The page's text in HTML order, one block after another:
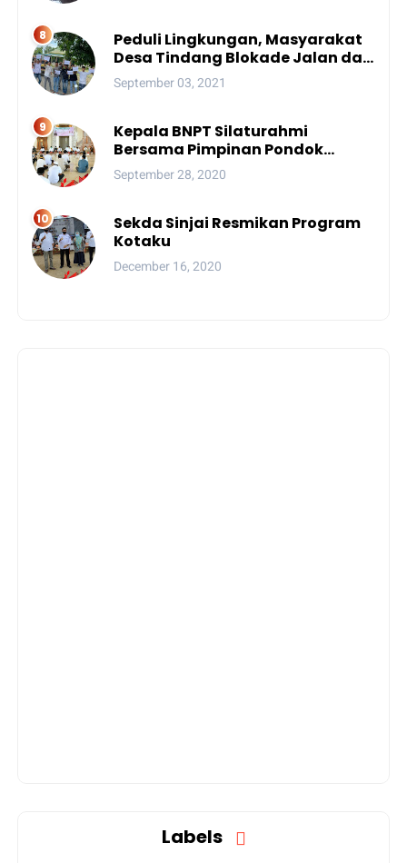
Peduli Lingkungan, Masyarakat
Desa Tindang Blokade Jalan dan
Lokasi Tambang
September 03, 2021
Kepala BNPT Silaturahmi
Bersama Pimpinan Pondok
Pesantren Se-Sulsel
September 28, 2020
Sekda Sinjai Resmikan Program
Kotaku
December 16, 2020
Labels